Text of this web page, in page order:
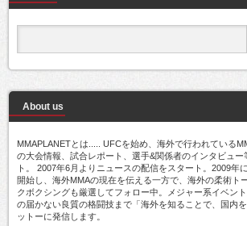
About us
MMAPLANETとは..... UFCを始め、海外で行われている
の大会情報、試合レポート、選手&関係者のインタビュー
ト。 2007年6月よりニュースの配信をスタート。2009年
開始し、海外MMAの現在を伝える一方で、海外の柔術ト
クボクシングも厳選してフォロー中。メジャー系イベン
の届かない良質の格闘技まで「海外を知ることで、国内
ットーに発信します。